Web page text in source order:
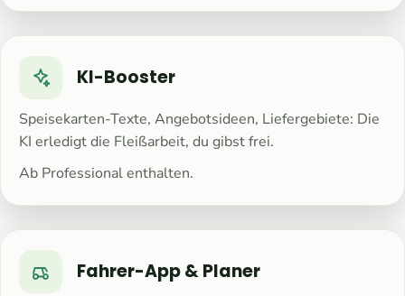
KI-Booster
Speisekarten-Texte, Angebotsideen, Liefergebiete: Die
KI erledigt die Fleißarbeit, du gibst frei.
Ab Professional enthalten.
Fahrer-App & Planer